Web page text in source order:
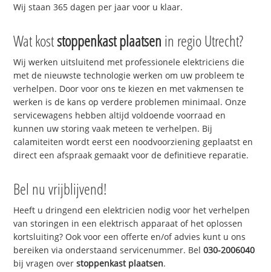
Wij staan 365 dagen per jaar voor u klaar.
Wat koststoppenkast plaatsen in regio Utrecht?
Wij werken uitsluitend met professionele elektriciens die
met de nieuwste technologie werken om uw probleem te
verhelpen. Door voor ons te kiezen en met vakmensen te
werken is de kans op verdere problemen minimaal. Onze
servicewagens hebben altijd voldoende voorraad en
kunnen uw storing vaak meteen te verhelpen. Bij
calamiteiten wordt eerst een noodvoorziening geplaatst en
direct een afspraak gemaakt voor de definitieve reparatie.
Bel nu vrijblijvend!
Heeft u dringend een elektricien nodig voor het verhelpen
van storingen in een elektrisch apparaat of het oplossen
kortsluiting? Ook voor een offerte en/of advies kunt u ons
bereiken via onderstaand servicenummer. Bel030-2006040
bij vragen overstoppenkast plaatsen.